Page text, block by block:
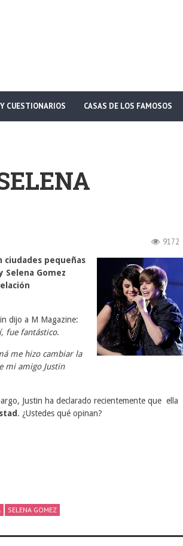
CUESTIONARIOS CASAS DE LOS FAMOSOS
9172
ciudades pequeñas
Selena Gomez
dijo a M Magazine:
fue fantástico.
me hizo cambiar la
mi amigo Justin
Justin ha declarado recientemente que ella
. ¿Ustedes qué opinan?
SELENA GOMEZ